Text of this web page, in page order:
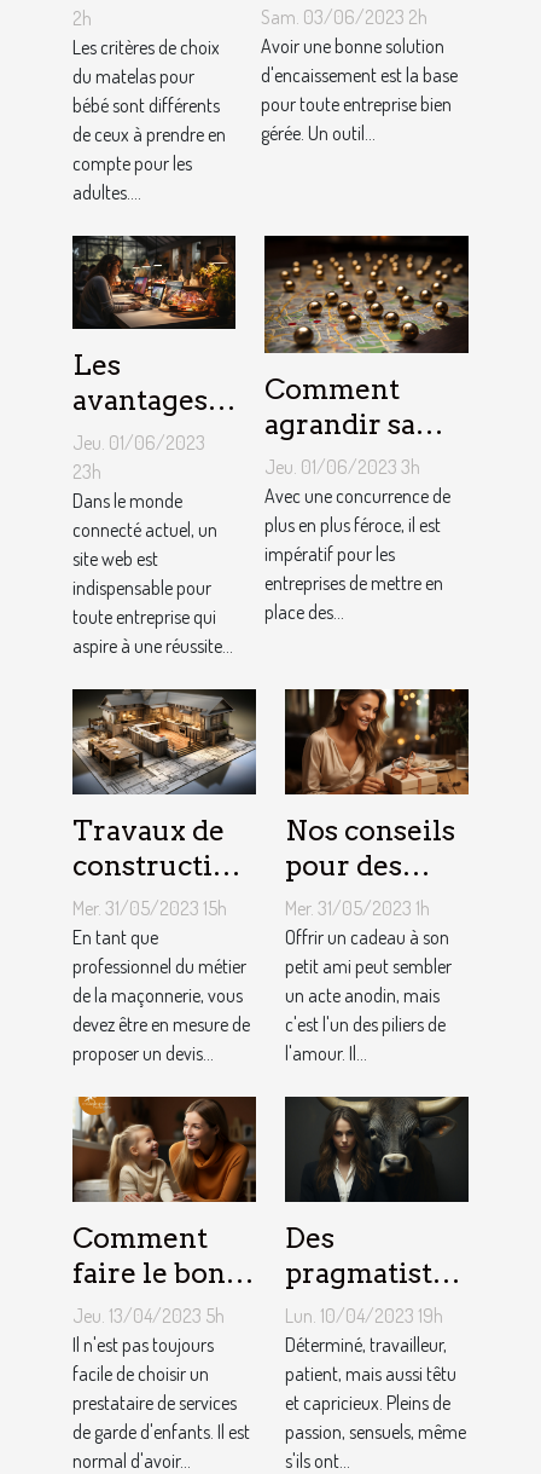
choisir un
matelas de
bébé ?
2h
Les critères de choix
du matelas pour
bébé sont différents
de ceux à prendre en
compte pour les
adultes....
solution
d'encaissement
pour votre
entreprise ?
Sam. 03/06/2023 2h
Avoir une bonne solution
d'encaissement est la base
pour toute entreprise bien
gérée. Un outil...
Les
avantages
de faire
appel à un
spécialiste
de
conception
de site web
Jeu. 01/06/2023
23h
Dans le monde
connecté actuel, un
site web est
indispensable pour
toute entreprise qui
aspire à une réussite...
Comment
agrandir sa
notoriété
locale et
fidéliser sa
clientèle grâce
aux outils du
référencement
Jeu. 01/06/2023 3h
Avec une concurrence de
plus en plus féroce, il est
impératif pour les
entreprises de mettre en
place des...
Travaux de
construction
d’une maison
: Comment
établir le
devis avec un
artisan
maçon ?
Mer. 31/05/2023 15h
En tant que
professionnel du métier
de la maçonnerie, vous
devez être en mesure de
proposer un devis...
Nos conseils
pour des
cadeaux
idéaux et
originaux
pour votre
petit ami
Mer. 31/05/2023 1h
Offrir un cadeau à son
petit ami peut sembler
un acte anodin, mais
c'est l'un des piliers de
l'amour. Il...
Comment
faire le bon
choix entre
une crèche et
une
assistante
maternelle ?
Jeu. 13/04/2023 5h
Il n'est pas toujours
facile de choisir un
prestataire de services
de garde d'enfants. Il est
normal d'avoir...
Des
pragmatistes
imaginatifs
et patients :
comment
sont les gens
du Taureau ?
Lun. 10/04/2023 19h
Déterminé, travailleur,
patient, mais aussi têtu
et capricieux. Pleins de
passion, sensuels, même
s'ils ont...